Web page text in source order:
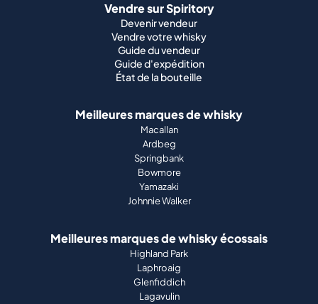
Vendre sur Spiritory
Devenir vendeur
Vendre votre whisky
Guide du vendeur
Guide d'expédition
État de la bouteille
Meilleures marques de whisky
Macallan
Ardbeg
Springbank
Bowmore
Yamazaki
Johnnie Walker
Meilleures marques de whisky écossais
Highland Park
Laphroaig
Glenfiddich
Lagavulin